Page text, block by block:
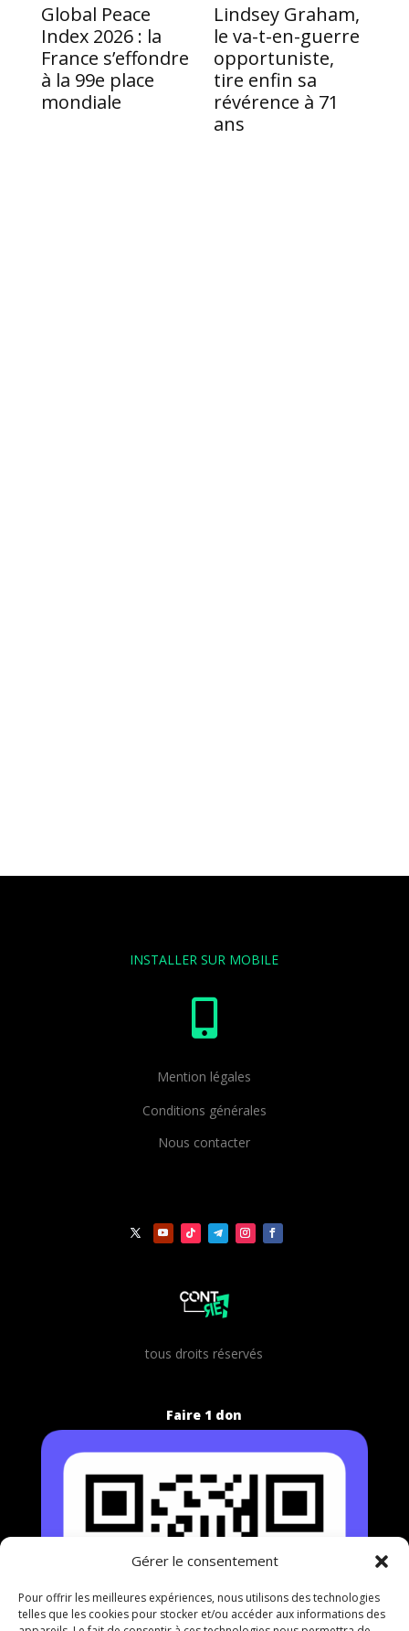
Gérer le consentement
Pour offrir les meilleures expériences, nous utilisons des technologies
telles que les cookies pour stocker et/ou accéder aux informations des
Global Peace
Index 2026 : la
France s’effondre
à la 99e place
mondiale
Lindsey Graham,
le va-t-en-guerre
opportuniste,
tire enfin sa
révérence à 71
ans
INSTALLER SUR MOBILE

Mention légales
Conditions générales
Nous contacter
tous droits réservés
Faire 1 don